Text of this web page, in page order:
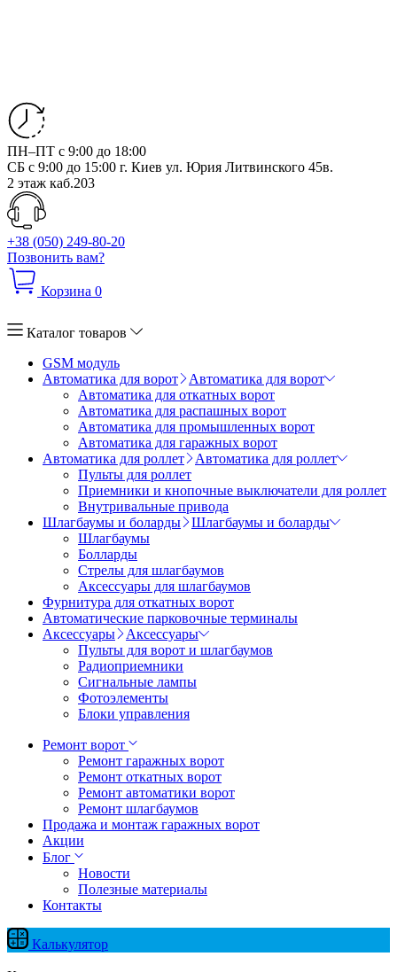
ПН–ПТ с 9:00 до 18:00
СБ с 9:00 до 15:00 г. Киев ул. Юрия Литвинского 45в.
2 этаж каб.203
+38 (050) 249-80-20
Позвонить вам?
Корзина 0
Каталог товаров
GSM модуль
Автоматика для ворот
Автоматика для ворот
Автоматика для откатных ворот
Автоматика для распашных ворот
Автоматика для промышленных ворот
Автоматика для гаражных ворот
Автоматика для роллет
Автоматика для роллет
Пульты для роллет
Приемники и кнопочные выключатели для роллет
Внутривальные привода
Шлагбаумы и боларды
Шлагбаумы и боларды
Шлагбаумы
Болларды
Стрелы для шлагбаумов
Аксессуары для шлагбаумов
Фурнитура для откатных ворот
Автоматические парковочные терминалы
Аксессуары
Аксессуары
Пульты для ворот и шлагбаумов
Радиоприемники
Сигнальные лампы
Фотоэлементы
Блоки управления
Ремонт ворот
Ремонт гаражных ворот
Ремонт откатных ворот
Ремонт автоматики ворот
Ремонт шлагбаумов
Продажа и монтаж гаражных ворот
Акции
Блог
Новости
Полезные материалы
Контакты
Калькулятор